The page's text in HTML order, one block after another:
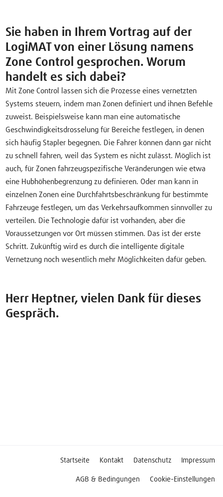
Sie haben in Ihrem Vortrag auf der
LogiMAT von einer Lösung namens
Zone Control gesprochen. Worum
handelt es sich dabei?
Mit Zone Control lassen sich die Prozesse eines vernetzten
Systems steuern, indem man Zonen definiert und ihnen Befehle
zuweist. Beispielsweise kann man eine automatische
Geschwindigkeitsdrosselung für Bereiche festlegen, in denen
sich häufig Stapler begegnen. Die Fahrer können dann gar nicht
zu schnell fahren, weil das System es nicht zulässt. Möglich ist
auch, für Zonen fahrzeugspezifische Veränderungen wie etwa
eine Hubhöhenbegrenzung zu definieren. Oder man kann in
einzelnen Zonen eine Durchfahrtsbeschränkung für bestimmte
Fahrzeuge festlegen, um das Verkehrsaufkommen sinnvoller zu
verteilen. Die Technologie dafür ist vorhanden, aber die
Voraussetzungen vor Ort müssen stimmen. Das ist der erste
Schritt. Zukünftig wird es durch die intelligente digitale
Vernetzung noch wesentlich mehr Möglichkeiten dafür geben.
Herr Heptner, vielen Dank für dieses
Gespräch.
Startseite Kontakt Datenschutz Impressum
AGB & Bedingungen Cookie-Einstellungen